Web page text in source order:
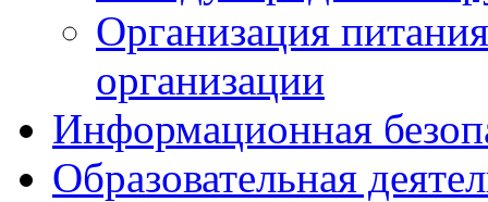
Организация
организации
Информационная
Образовательная